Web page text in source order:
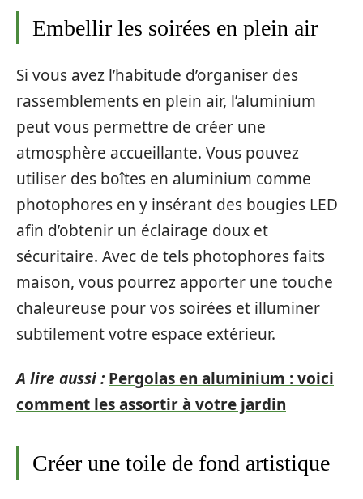
Embellir les soirées en plein air
Si vous avez l’habitude d’organiser des
rassemblements en plein air, l’aluminium
peut vous permettre de créer une
atmosphère accueillante. Vous pouvez
utiliser des boîtes en aluminium comme
photophores en y insérant des bougies LED
afin d’obtenir un éclairage doux et
sécuritaire. Avec de tels photophores faits
maison, vous pourrez apporter une touche
chaleureuse pour vos soirées et illuminer
subtilement votre espace extérieur.
A lire aussi : Pergolas en aluminium : voici
comment les assortir à votre jardin
Créer une toile de fond artistique